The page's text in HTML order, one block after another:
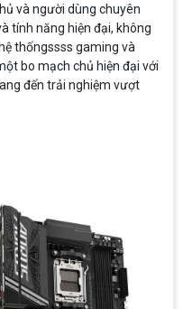
và người dùng chuyên
tính năng hiện đại, không
thốngssss gaming và
bo mạch chủ hiện đại với
đến trải nghiệm vượt